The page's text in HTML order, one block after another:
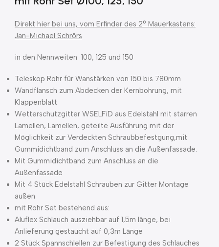
Direkt hier bei uns, vom Erfinder des 2° Mauerkastens:
Jan-Michael Schrörs
in den Nennweiten 100, 125 und 150
Teleskop Rohr für Wanstärken von 150 bis 780mm
Wandflansch zum Abdecken der Kernbohrung, mit
Klappenblatt
Wetterschutzgitter WSELFiD aus Edelstahl mit starren
Lamellen, Lamellen, geteilte Ausführung mit der
Möglichkeit zur Verdeckten Schraubbefestgung,mit
Gummidichtband zum Anschluss an die Außenfassade.
Mit Gummidichtband zum Anschluss an die
Außenfassade
Mit 4 Stück Edelstahl Schrauben zur Gitter Montage
außen
mit Rohr Set bestehend aus:
Aluflex Schlauch ausziehbar auf 1,5m länge, bei
Anlieferung gestaucht auf 0,3m Länge
2 Stück Spannschlellen zur Befestigung des Schlauches